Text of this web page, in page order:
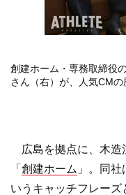
創建ホーム・専務取締役
さん（右）が、人気CMの
広島を拠点に、木造
「 創建ホーム 」。同社
いうキャッチフレー